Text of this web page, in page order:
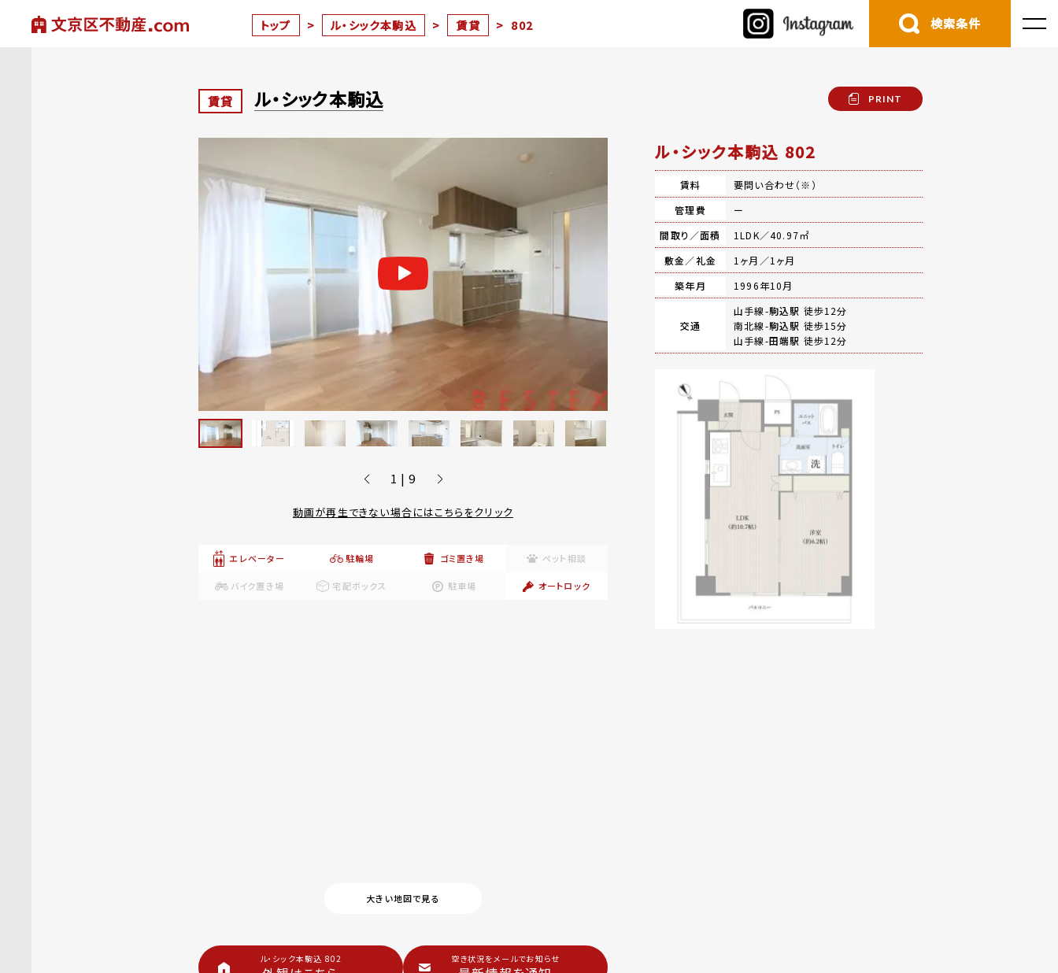
トップ > ル・シック本駒込 > 賃貸 > 802 検索条件
賃貸 ル・シック本駒込 PRINT
1 | 9
動画が再生できない場合にはこちらをクリック
エレベーター 駐輪場 ゴミ置き場 ペット相談
バイク置き場 宅配ボックス 駐車場 オートロック
大きい地図で見る
ル・シック本駒込 802 空き状況をメールでお知らせ
ル・シック本駒込 802
賃料
要問い合わせ（※）
管理費
ー
間取り／面積
1LDK／40.97㎡
敷金／礼金
1ヶ月／1ヶ月
築年月
1996年10月
交通
山手線-駒込駅 徒歩12分
南北線-駒込駅 徒歩15分
山手線-田端駅 徒歩12分